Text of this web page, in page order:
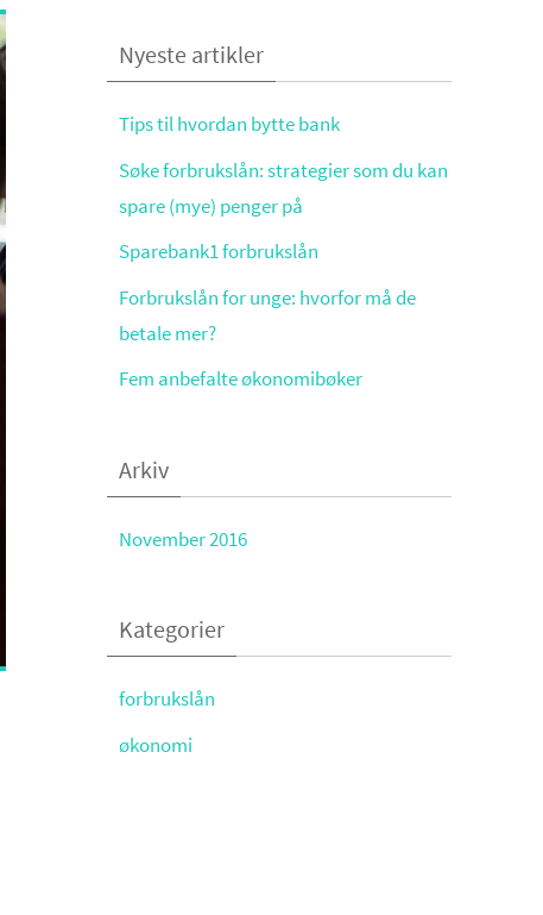
Nyeste artikler
Tips til hvordan bytte bank
Søke forbrukslån: strategier som du kan
spare (mye) penger på
Sparebank1 forbrukslån
Forbrukslån for unge: hvorfor må de
betale mer?
Fem anbefalte økonomibøker
Arkiv
November 2016
Kategorier
forbrukslån
økonomi